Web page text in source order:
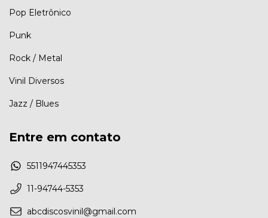
Pop Eletrônico
Punk
Rock / Metal
Vinil Diversos
Jazz / Blues
Entre em contato
5511947445353
11-94744-5353
abcdiscosvinil@gmail.com